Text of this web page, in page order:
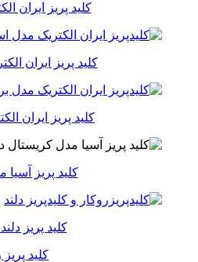
کلید پریز ایران
کلید پریز ایران
کلید پریز ایران
کلید پریز
کلید پریز
کلید پریز